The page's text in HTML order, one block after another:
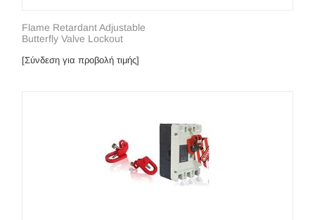
Flame Retardant Adjustable
Butterfly Valve Lockout
[Σύνδεση για προβολή τιμής]